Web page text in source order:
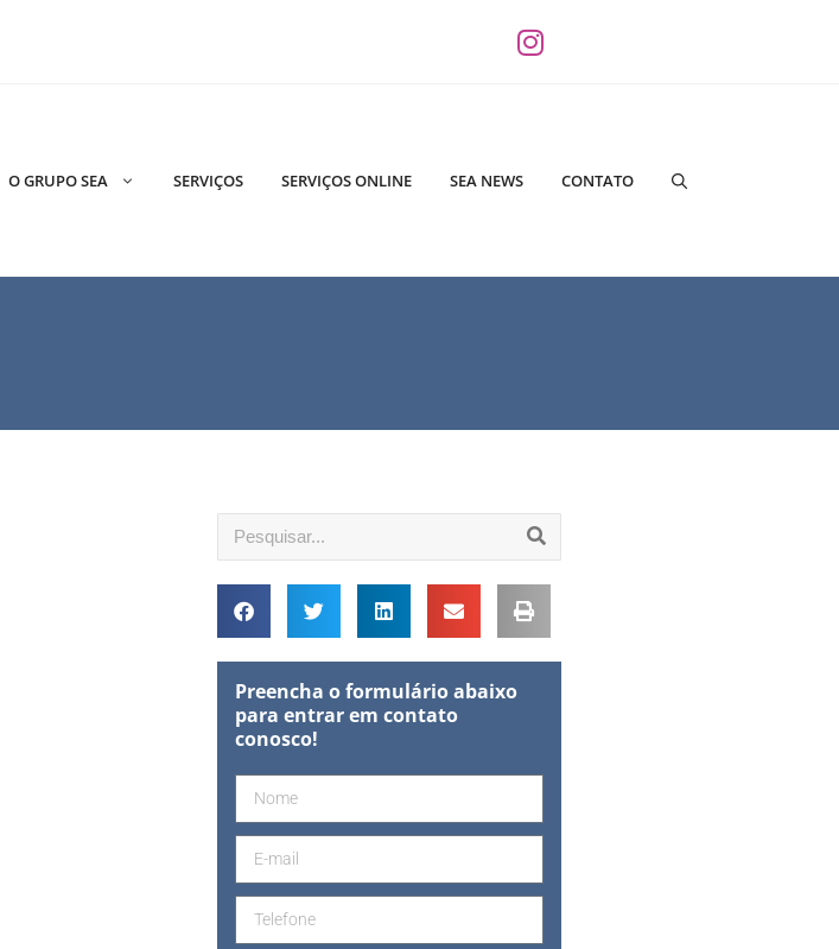
O GRUPO SEA SERVIÇOS SERVIÇOS ONLINE SEA NEWS CONTATO
Preencha o formulário abaixo
para entrar em contato
conosco!